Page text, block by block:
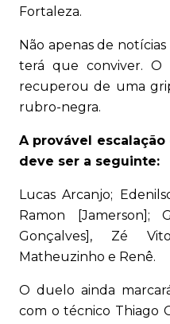
Fortaleza.
Não apenas de
terá que conviver. O
recuperou de uma
rubro-negra.
A provável
deve ser a seguinte:
Lucas Arcanjo;
Ramon [Jamerson];
Gonçalves], Zé
Matheuzinho e Renê.
O duelo ainda
com o técnico Thiago